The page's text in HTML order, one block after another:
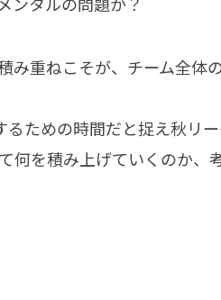
み重ねこそが、チーム全体
ための時間だと捉え秋リ
何を積み上げていくのか、